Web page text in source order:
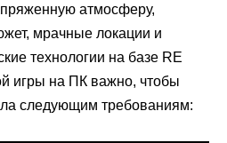
атмосферу,
мрачные локации и
технологии на базе RE
игры на ПК важно, чтобы
следующим требованиям: